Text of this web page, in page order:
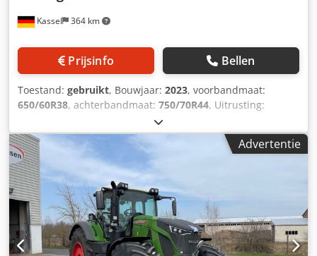
Kassel 364 km
Prijsinfo Bellen
Toestand: gebruikt, Bouwjaar: 2023, voorbandmaat:
650/60R38, achterbandmaat: 750/70R44, Uitrusting:
luchtdrukrem, voorste aftakas
belastinggewicht achterwielen 2x 600 kg,
bandendrukregelsysteem / VarioGrip, Fendt Stability
Control, kogel voor gedwongen besturing links, kogel voor
gedwongen besturing rechts, tablethouder,
motorkapcamera, koelbox, 12-inch terminal,
dakspoorgeleiding / RT. Dodott I N Depfx Acyeck
Advertentie